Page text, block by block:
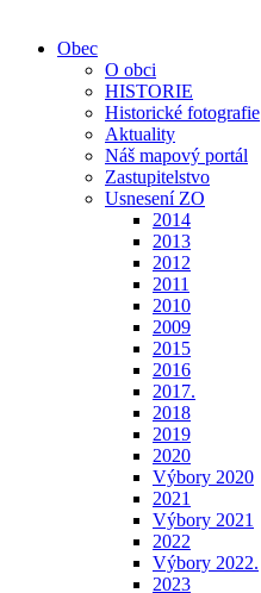
Obec
O obci
HISTORIE
Historické fotografie
Aktuality
Náš mapový portál
Zastupitelstvo
Usnesení ZO
2014
2013
2012
2011
2010
2009
2015
2016
2017.
2018
2019
2020
Výbory 2020
2021
Výbory 2021
2022
Výbory 2022.
2023